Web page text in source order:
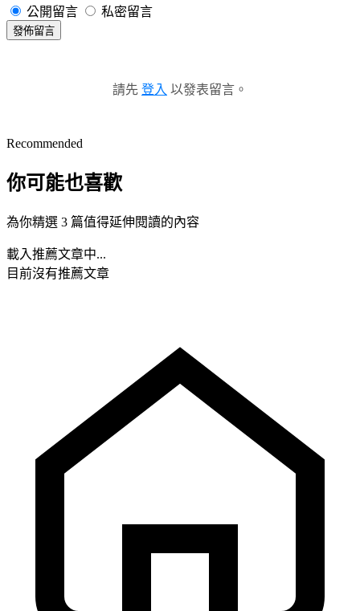
公開留言 私密留言
發佈留言
請先 登入 以發表留言。
Recommended
你可能也喜歡
為你精選 3 篇值得延伸閱讀的內容
載入推薦文章中...
目前沒有推薦文章